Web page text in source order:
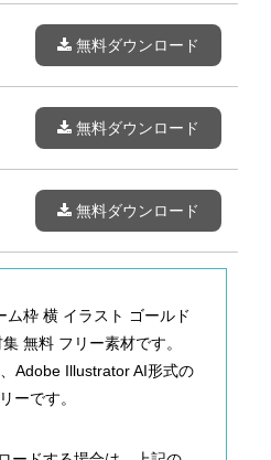
無料ダウンロード
無料ダウンロード
無料ダウンロード
ム枠 横 イラスト ゴールド
無料 フリー素材です。
Adobe Illustrator AI形式の
ーです。